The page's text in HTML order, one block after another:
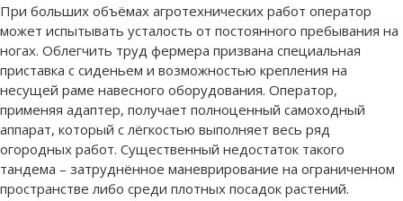
При больших объёмах агротехнических работ оператор
может испытывать усталость от постоянного пребывания на
ногах. Облегчить труд фермера призвана специальная
приставка с сиденьем и возможностью крепления на
несущей раме навесного оборудования. Оператор,
применяя адаптер, получает полноценный самоходный
аппарат, который с лёгкостью выполняет весь ряд
огородных работ. Существенный недостаток такого
тандема – затруднённое маневрирование на ограниченном
пространстве либо среди плотных посадок растений.